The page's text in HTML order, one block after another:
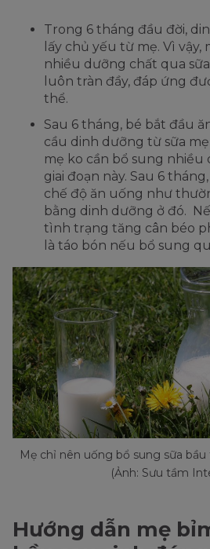
Trong 6 tháng đầu đời,
lấy chủ yếu từ mẹ. Vì vậy,
nhiều dưỡng chất qua
luôn tràn đầy, đáp ứng
thể.
Sau 6 tháng, bé bắt đầu
cầu dinh dưỡng từ sữa
mẹ ko cần bổ sung
giai đoạn này. Sau 6
chế độ ăn uống như
bằng dinh dưỡng ở đó.
tình trạng tăng cân béo
là táo bón nếu bổ sung
Mẹ chỉ nên uống bổ sung sữa
(Ảnh: Sưu tầm
Hướng dẫn mẹ